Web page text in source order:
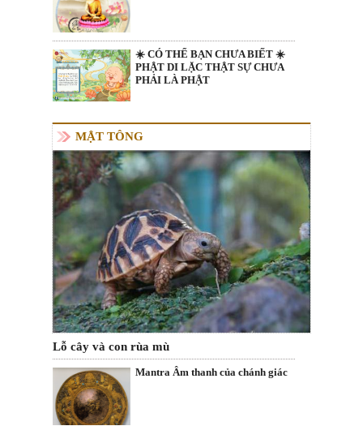
☀️ CÓ THỂ BẠN CHƯA BIẾT ☀️
PHẬT DI LẶC THẬT SỰ CHƯA
PHẢI LÀ PHẬT
MẬT TÔNG
Lỗ cây và con rùa mù
Mantra Âm thanh của chánh giác